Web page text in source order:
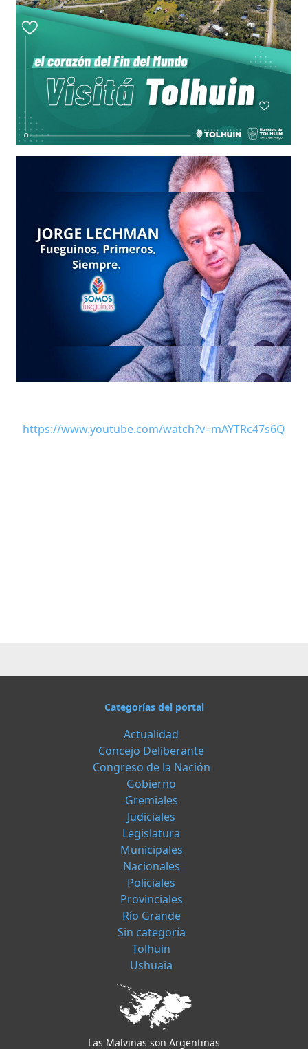
https://www.youtube.com/watch?v=mAYTRc47s6Q
Categorías del portal
Actualidad
Concejo Deliberante
Congreso de la Nación
Gobierno
Gremiales
Judiciales
Legislatura
Municipales
Nacionales
Policiales
Provinciales
Río Grande
Sin categoría
Tolhuin
Ushuaia
Las Malvinas son Argentinas